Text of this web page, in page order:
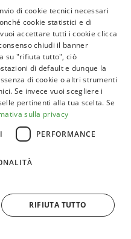
00186 Roma
di cookie tecnici necessari
cookie statistici e di
accettare tutti i cookie clicca
chiudi il banner
su "rifiuta tutto", ciò
di default e dunque la
di cookie o altri strumenti
Se invece vuoi scegliere i
pertinenti alla tua scelta. Se
sulla privacy
PERFORMANCE
RIFIUTA TUTTO